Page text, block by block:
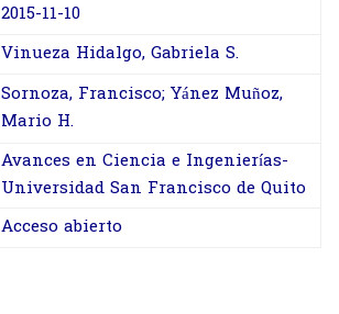
2015-11-10
Vinueza Hidalgo, Gabriela S.
Sornoza, Francisco; Yánez Muñoz,
Mario H.
Avances en Ciencia e Ingenierías-
Universidad San Francisco de Quito
Acceso abierto